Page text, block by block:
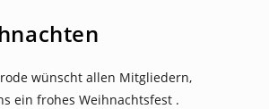
wünscht allen Mitgliedern,
ein frohes Weihnachtsfest .